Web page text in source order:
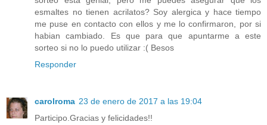
esmaltes no tienen acrilatos? Soy alergica y hace tiempo
me puse en contacto con ellos y me lo confirmaron, por si
habian cambiado. Es que para que apuntarme a este
sorteo si no lo puedo utilizar :( Besos
Responder
carolroma 23 de enero de 2017 a las 19:04
Participo.Gracias y felicidades!!